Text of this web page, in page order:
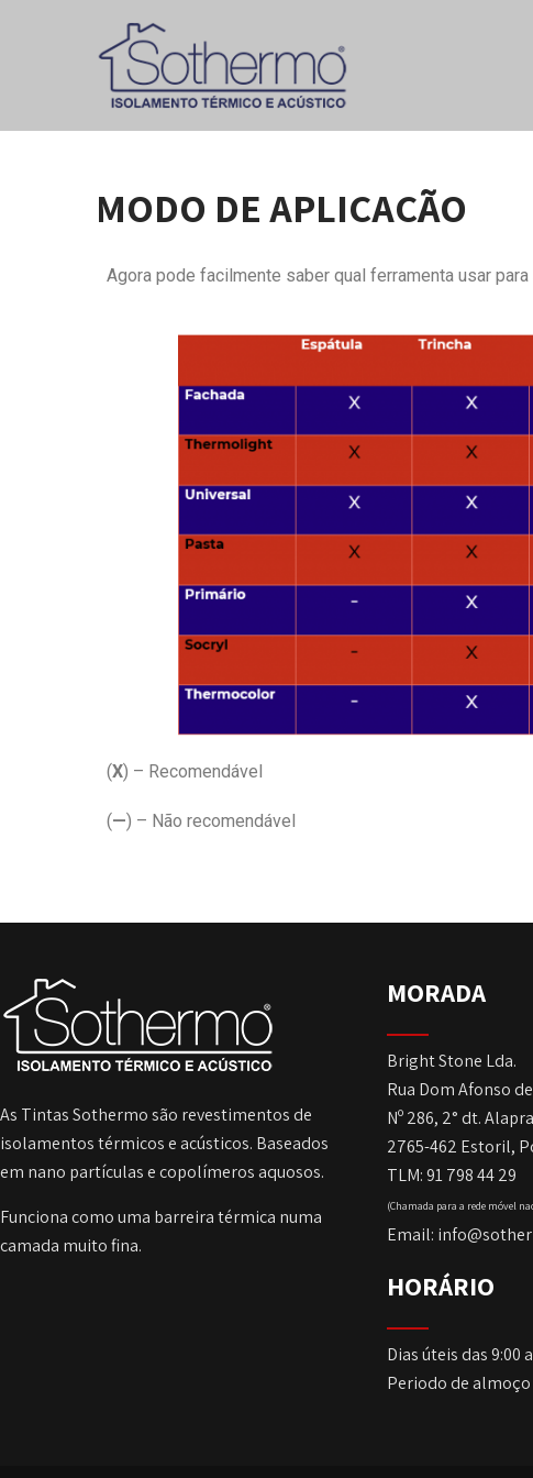
MODO DE APLICAÇÃO
Agora pode facilmente saber qual ferramenta usar
(X) – Recomendável
(—) – Não recomendável
As Tintas Sothermo são revestimentos de
isolamentos térmicos e acústicos. Baseados
em nano partículas e copolímeros aquosos.
Funciona como uma barreira térmica numa
camada muito fina.
MORADA
Bright Stone Lda.
Rua Dom Afonso
Nº 286, 2° dt.
2765-462 Estoril,
TLM: 91 798 44 29
(Chamada para a rede móvel
Email:
HORÁRIO
Dias úteis das 9:00
Periodo de almoço